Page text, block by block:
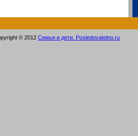
© 2012 Семья и дети. Posledovatelno.ru